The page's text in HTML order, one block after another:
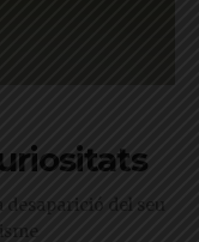
desaparició del seu